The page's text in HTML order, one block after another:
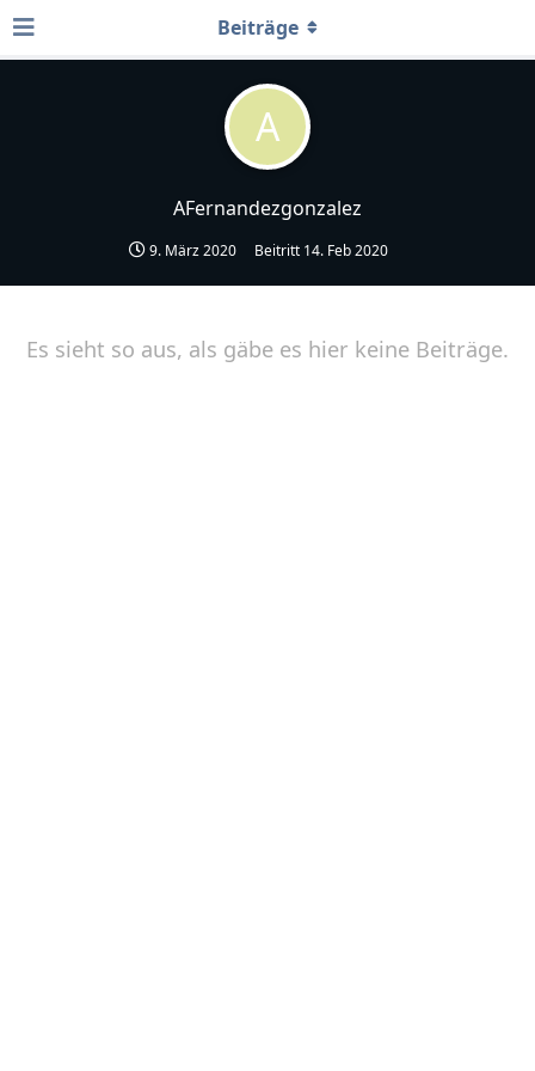
A
AFernandezgonzalez
9. März 2020 Beitritt 14. Feb 2020
Beiträge
Es sieht so aus, als gäbe es hier keine Beiträge.